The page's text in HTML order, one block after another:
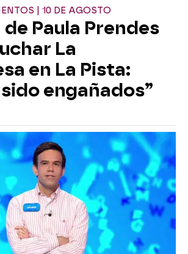
| 10 DE AGOSTO
de Paula Prendes
La
en La Pista:
engañados”